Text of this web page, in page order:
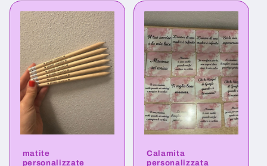
l
e
o
n
matite
personalizzate
Calamita
personalizzata